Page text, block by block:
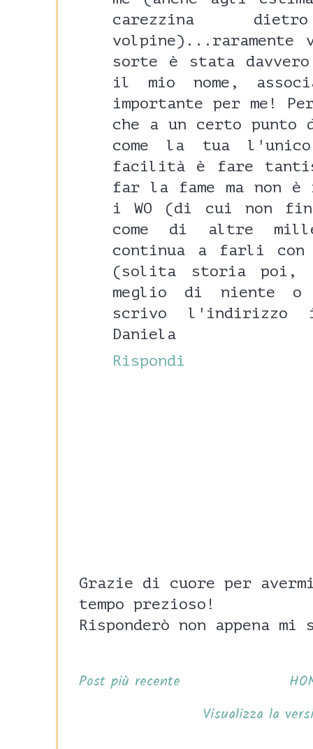
carezzina
volpine)...raramente
sorte è stata
il mio nome,
importante per me!
che a un certo punto
come la tua l'unico
facilità è fare
far la fame ma non
i WO (di cui non
come di altre
continua a farli con
(solita storia poi, il
meglio di niente
scrivo l'indirizzo
Daniela
Rispondi
Grazie di cuore per
tempo prezioso!
Risponderò non appena
Post più recente
Visualizza la